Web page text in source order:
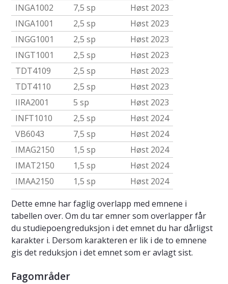
INGA1002
7,5 sp
Høst 2023
INGA1001
2,5 sp
Høst 2023
INGG1001
2,5 sp
Høst 2023
INGT1001
2,5 sp
Høst 2023
TDT4109
2,5 sp
Høst 2023
TDT4110
2,5 sp
Høst 2023
IIRA2001
5 sp
Høst 2023
INFT1010
2,5 sp
Høst 2024
VB6043
7,5 sp
Høst 2024
IMAG2150
1,5 sp
Høst 2024
IMAT2150
1,5 sp
Høst 2024
IMAA2150
1,5 sp
Høst 2024
Dette emne har faglig overlapp med emnene i
tabellen over. Om du tar emner som overlapper får
du studiepoengreduksjon i det emnet du har dårligst
karakter i. Dersom karakteren er lik i de to emnene
gis det reduksjon i det emnet som er avlagt sist.
Fagområder